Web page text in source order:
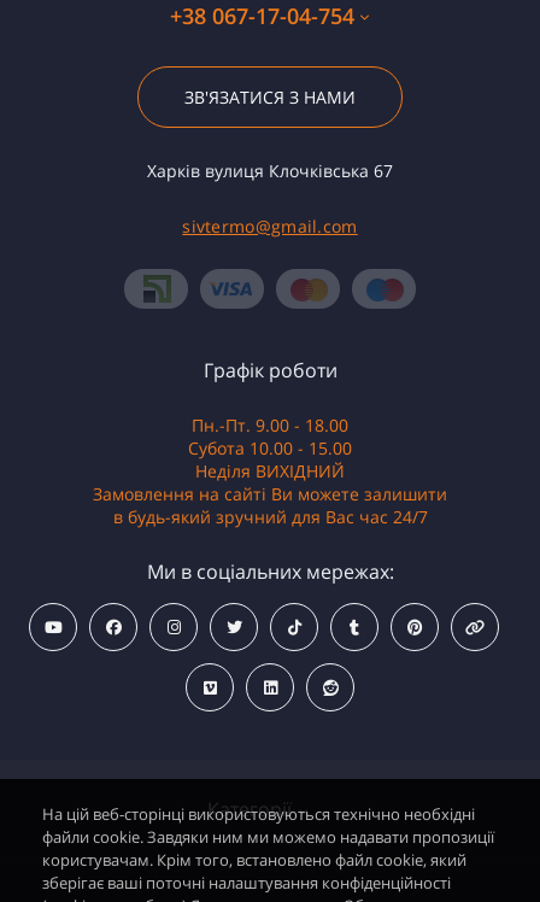
+38 067-17-04-754
ЗВ'ЯЗАТИСЯ З НАМИ
Харків вулиця Клочківська 67
sivtermo@gmail.com
Категорії
Графік роботи
Пн.-Пт. 9.00 - 18.00
Субота 10.00 - 15.00
Неділя ВИХІДНИЙ
Замовлення на сайті Ви можете залишити
в будь-який зручний для Вас час 24/7
Ми в соціальних мережах:
На цій веб-сторінці використовуються технічно необхідні
файли cookie. Завдяки ним ми можемо надавати пропозиції
користувачам. Крім того, встановлено файл cookie, який
зберігає ваші поточні налаштування конфіденційності